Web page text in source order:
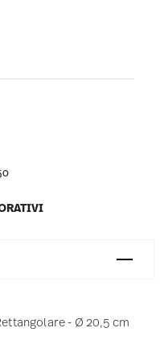
- Ø 20,5 cm